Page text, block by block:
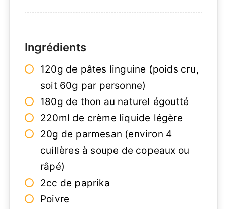
Ingrédients
120g de pâtes linguine (poids cru,
soit 60g par personne)
180g de thon au naturel égoutté
220ml de crème liquide légère
20g de parmesan (environ 4
cuillères à soupe de copeaux ou
râpé)
2cc de paprika
Poivre